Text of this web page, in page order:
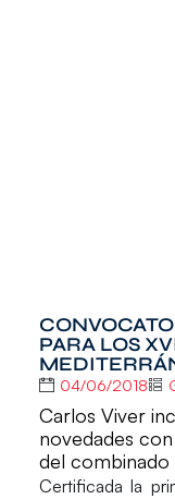
PARA LOS
04/06/2018
Carlos Viver
novedades
del combinado
Certificada la